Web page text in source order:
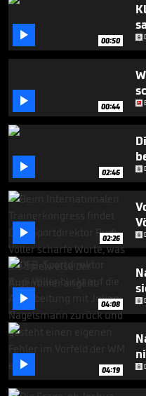
minute,
seconds
 00:50
 00:44
 02:46
 02:26
 04:08
 04:19